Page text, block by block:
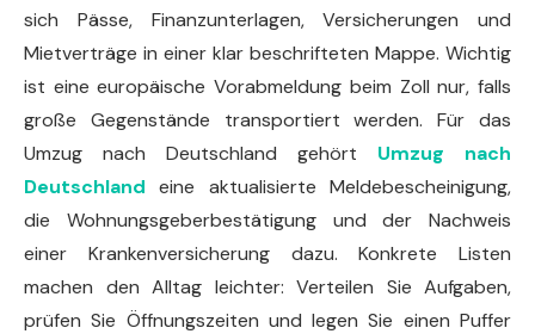
sich Pässe, Finanzunterlagen, Versicherungen und
Mietverträge in einer klar beschrifteten Mappe. Wichtig
ist eine europäische Vorabmeldung beim Zoll nur, falls
große Gegenstände transportiert werden. Für das
Umzug nach Deutschland gehört Umzug nach
Deutschland eine aktualisierte Meldebescheinigung,
die Wohnungsgeberbestätigung und der Nachweis
einer Krankenversicherung dazu. Konkrete Listen
machen den Alltag leichter: Verteilen Sie Aufgaben,
prüfen Sie Öffnungszeiten und legen Sie einen Puffer